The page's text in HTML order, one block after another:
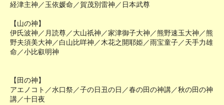
経津主神／玉依媛命／賀茂別雷神／日本武尊
【山の神】
伊氏波神／月読尊／大山祇神／家津御子大神／熊野速玉大神／熊
野夫須美大神／白山比咩神／木花之開耶姫／雨宝童子／天手力雄
命／小比叡明神
【田の神】
アエノコト／水口祭／子の日丑の日／春の田の神講／秋の田の神
講／十日夜